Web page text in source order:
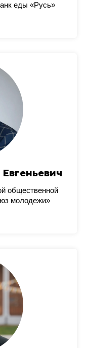
еды «Русь»
общественной
молодежи»